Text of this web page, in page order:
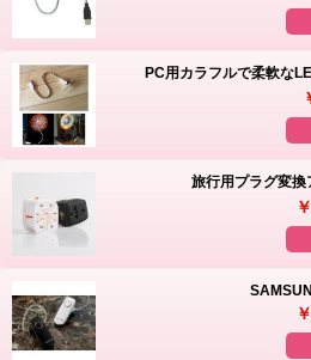
PC用カラフルで柔軟な
旅行用プラグ変